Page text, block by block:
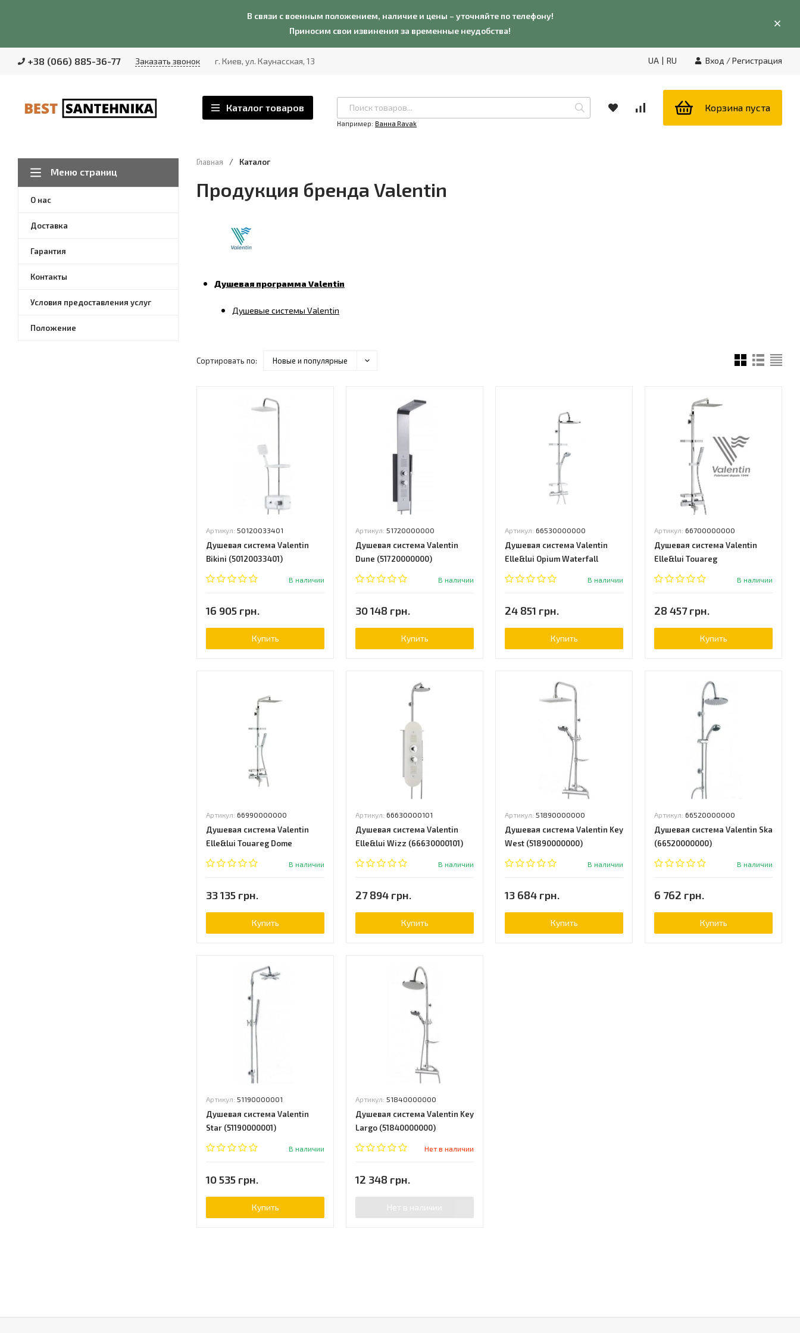
В связи с военным положением, наличие и цены – уточняйте по телефону!
Приносим свои извинения за временные неудобства!
+38 (066) 885-36-77 Заказать звонок г. Киев, ул. Каунасская, 13 UA | RU Вход /Регистрация
Каталог товаров
Например: Ванна Ravak
Корзина пуста
Меню страниц
О нас
Доставка
Гарантия
Контакты
Условия предоставления услуг
Положение
Главная / Каталог
Продукция бренда Valentin
Душевая программа Valentin
Душевые системы Valentin
Сортировать по: Новые и популярные
Артикул: 50120033401
Душевая система Valentin
Bikini (50120033401)
В наличии
16 905 грн.
Купить
Артикул: 51720000000
Душевая система Valentin
Dune (51720000000)
В наличии
30 148 грн.
Купить
Артикул: 66530000000
Душевая система Valentin
Elle&lui Opium Waterfall
(66530000000)
В наличии
24 851 грн.
Купить
Артикул: 66700000000
Душевая система Valentin
Elle&lui Touareg
(66700000000)
В наличии
28 457 грн.
Купить
Артикул: 66990000000
Душевая система Valentin
Elle&lui Touareg Dome
(66990000000)
В наличии
33 135 грн.
Купить
Артикул: 66630000101
Душевая система Valentin
Elle&lui Wizz (66630000101)
В наличии
27 894 грн.
Купить
Артикул: 51890000000
Душевая система Valentin Key
West (51890000000)
В наличии
13 684 грн.
Купить
Артикул: 66520000000
Душевая система Valentin Ska
(66520000000)
В наличии
6 762 грн.
Купить
Артикул: 51190000001
Душевая система Valentin
Star (51190000001)
В наличии
10 535 грн.
Купить
Артикул: 51840000000
Душевая система Valentin Key
Largo (51840000000)
Нет в наличии
12 348 грн.
Нет в наличии